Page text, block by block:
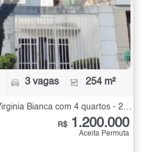
3 vagas 254 m²
Sobrado à Venda no Jardim Virginia Bianca com 4 quartos - 254 m²
R$ 1.200.000
Aceita Permuta